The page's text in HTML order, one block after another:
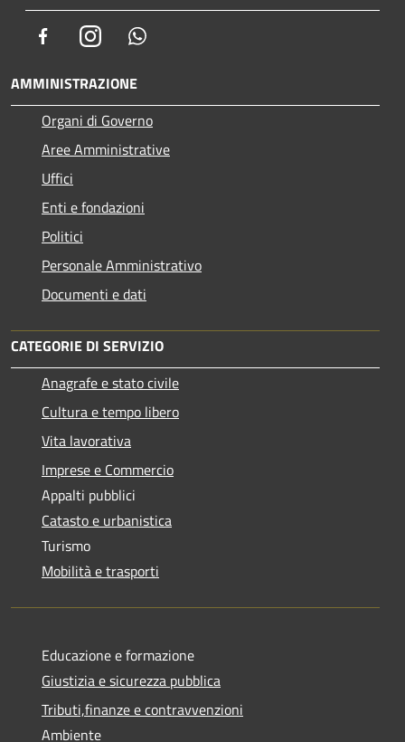
FacebookInstagram
AMMINISTRAZIONE
Organi di Governo
Aree Amministrative
Uffici
Enti e fondazioni
Politici
Personale Amministrativo
Documenti e dati
CATEGORIE DI SERVIZIO
Anagrafe e stato civile
Cultura e tempo libero
Vita lavorativa
Imprese e Commercio
Appalti pubblici
Catasto e urbanistica
Turismo
Mobilità e trasporti
Educazione e formazione
Giustizia e sicurezza pubblica
Tributi,finanze e contravvenzioni
Ambiente